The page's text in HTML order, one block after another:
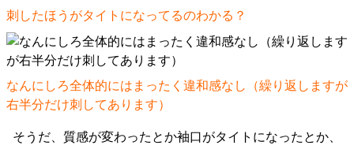
刺したほうがタイトになってるのわかる？
なんにしろ全体的にはまったく違和感なし（繰り返しますが
右半分だけ刺してあります）
そうだ、質感が変わったとか袖口がタイトになったとか、